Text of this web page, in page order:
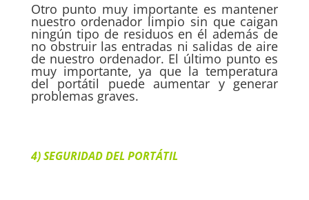
Otro punto muy importante es mantener
nuestro ordenador limpio sin que caigan
ningún tipo de residuos en él además de
no obstruir las entradas ni salidas de aire
de nuestro ordenador. El último punto es
muy importante, ya que la temperatura
del portátil puede aumentar y generar
problemas graves.
4) SEGURIDAD DEL PORTÁTIL